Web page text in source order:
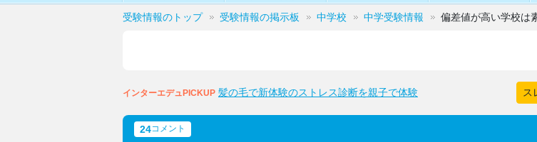
受験情報のトップ 受験情報の掲示板 中学校 中学受験情報 偏差値が高い学校は
インターエデュPICKUP 髪の毛で新体験のストレス診断を親子で体験 ス
24コメント